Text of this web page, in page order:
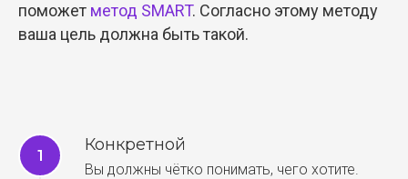
поможет метод SMART. Согласно этому методу
ваша цель должна быть такой.
Конкретной
Вы должны чётко понимать, чего хотите.